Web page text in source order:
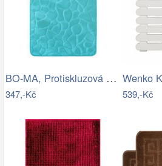
BO-MA, Protiskluzová koupelnová…
347,-Kč 539,-Kč